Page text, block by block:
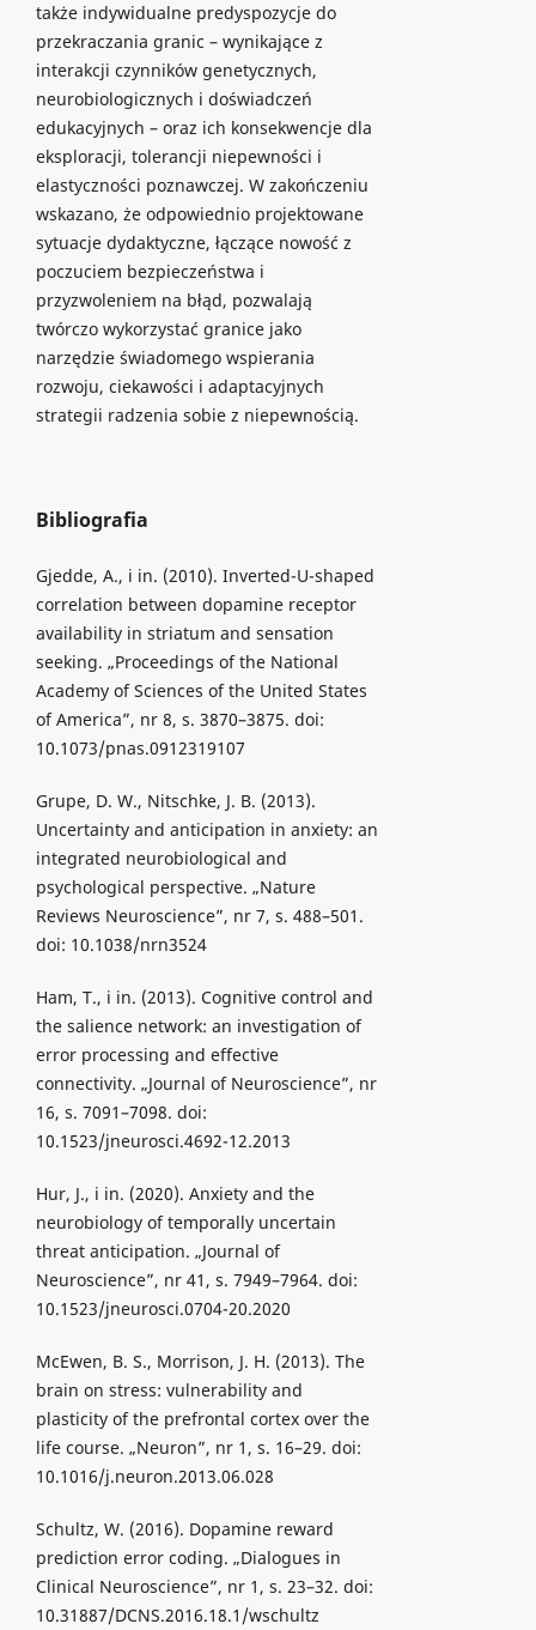
także indywidualne predyspozycje do
przekraczania granic – wynikające z
interakcji czynników genetycznych,
neurobiologicznych i doświadczeń
edukacyjnych – oraz ich konsekwencje dla
eksploracji, tolerancji niepewności i
elastyczności poznawczej. W zakończeniu
wskazano, że odpowiednio projektowane
sytuacje dydaktyczne, łączące nowość z
poczuciem bezpieczeństwa i
przyzwoleniem na błąd, pozwalają
twórczo wykorzystać granice jako
narzędzie świadomego wspierania
rozwoju, ciekawości i adaptacyjnych
strategii radzenia sobie z niepewnością.
Bibliografia
Gjedde, A., i in. (2010). Inverted-U-shaped
correlation between dopamine receptor
availability in striatum and sensation
seeking. „Proceedings of the National
Academy of Sciences of the United States
of America”, nr 8, s. 3870–3875. doi:
10.1073/pnas.0912319107
Grupe, D. W., Nitschke, J. B. (2013).
Uncertainty and anticipation in anxiety: an
integrated neurobiological and
psychological perspective. „Nature
Reviews Neuroscience”, nr 7, s. 488–501.
doi: 10.1038/nrn3524
Ham, T., i in. (2013). Cognitive control and
the salience network: an investigation of
error processing and effective
connectivity. „Journal of Neuroscience”, nr
16, s. 7091–7098. doi:
10.1523/jneurosci.4692-12.2013
Hur, J., i in. (2020). Anxiety and the
neurobiology of temporally uncertain
threat anticipation. „Journal of
Neuroscience”, nr 41, s. 7949–7964. doi:
10.1523/jneurosci.0704-20.2020
McEwen, B. S., Morrison, J. H. (2013). The
brain on stress: vulnerability and
plasticity of the prefrontal cortex over the
life course. „Neuron”, nr 1, s. 16–29. doi:
10.1016/j.neuron.2013.06.028
Schultz, W. (2016). Dopamine reward
prediction error coding. „Dialogues in
Clinical Neuroscience”, nr 1, s. 23–32. doi:
10.31887/DCNS.2016.18.1/wschultz